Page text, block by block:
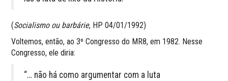
(Socialismo ou barbárie, HP 04/01/1992)
Voltemos, então, ao 3º Congresso do MR8, em 1982. Nesse
Congresso, ele diria:
“… não há como argumentar com a luta